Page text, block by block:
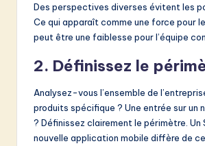
Des perspectives diverses évitent les
Ce qui apparaît comme une force pour
peut être une faiblesse pour l’équipe
2. Définissez le
Analysez-vous l’ensemble de
produits spécifique ? Une entrée sur un
? Définissez clairement le périmètre. Un
nouvelle application mobile diffère de